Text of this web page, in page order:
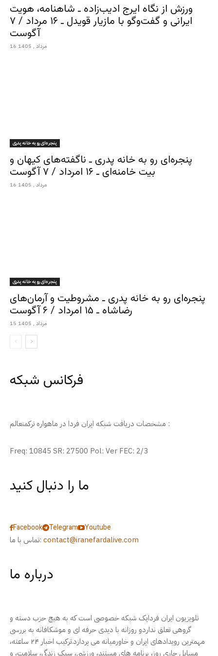
ورزش از نگاه ایرج ادیب‌زاده ـ شاهنامه، هویت
ایرانی و گفت‌وگو با مازیار قویدل ـ ۱۶ مرداد / ۷
آگوست
16 مرداد , 1405
پنجره‌ای رو به خانه پدری
پنجره‌ای رو به خانه پدری ـ ناگفته‌های کیهان و
بیت خامنه‌ای ـ ۱۶ امرداد / ۷ آگوست
16 مرداد , 1405
پنجره‌ای رو به خانه پدری
پنجره‌ای رو به خانه پدری ـ مشروطیت و آرمان‌های
رضاشاه ـ ۱۵ امرداد / ۶ آگوست
15 مرداد , 1405
فرکانس شبکه
مشخصات دریافت شبکه ایران فردا در ماهواره ترکمنعالم :
Freq: 10845 SR: 27500 Pol: Ver FEC: 2/3
ما را دنبال کنید
Facebook Telegram
Youtube
تماس با ما: contact@iranefardalive.com
درباره ما
تلویزیون ایران فردایک شبکه خصوصی است که به هیچ حزب دسته و
گروهی تعلق نداردو روزانه با دیدی حرفه ای و موشکافانه به بررسی
مهمترین رویدادهای ایران و خاورمیانه می پردازد.ترکیب اخبار ۲۴ ساعته،
مسایل جاری روز، برنامه های مستند، ورزشی، سبک زندگی، سلامت، و